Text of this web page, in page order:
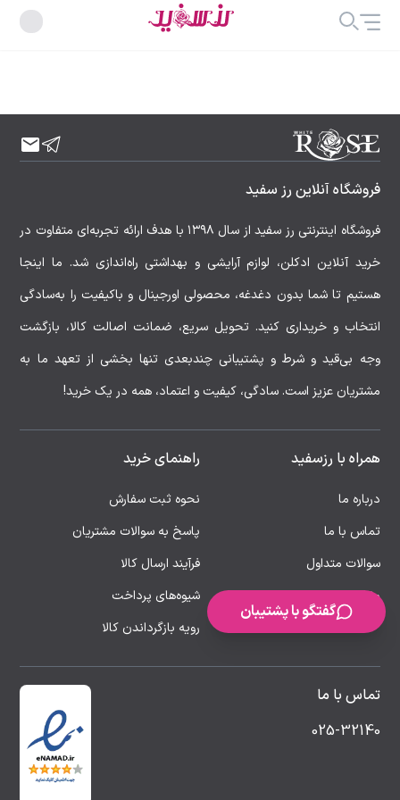
فروشگاه آنلاین رز سفید
فروشگاه اینترنتی رز سفید از سال ۱۳۹۸ با هدف ارائه تجربه‌ای متفاوت در
خرید آنلاین ادکلن، لوازم آرایشی و بهداشتی راه‌اندازی شد. ما اینجا
هستیم تا شما بدون دغدغه، محصولی اورجینال و باکیفیت را به‌سادگی
انتخاب و خریداری کنید. تحویل سریع، ضمانت اصالت کالا، بازگشت
وجه بی‌قید و شرط و پشتیبانی چندبعدی تنها بخشی از تعهد ما به
مشتریان عزیز است. سادگی، کیفیت و اعتماد، همه در یک خرید!
همراه با رزسفید
درباره ما
تماس با ما
سوالات متداول
مقالات
راهنمای خرید
نحوه ثبت سفارش
پاسخ به سوالات مشتریان
فرآیند ارسال کالا
شیوه‌های پرداخت
رویه بازگرداندن کالا
تماس با ما
025-32140
گفتگو با پشتیبان